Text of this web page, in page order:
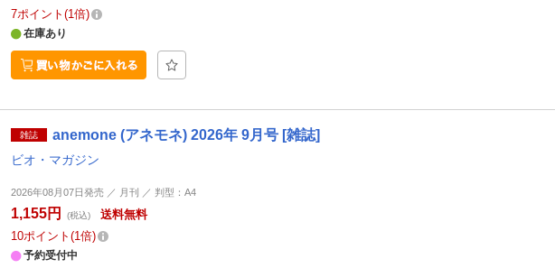
7ポイント 1倍
在庫あり
雑誌 anemone (アネモネ) 2026年 9月号 [雑誌]
ビオ・マガジン
2026年08月07日発売 ／ 月刊 ／ 判型：A4
1,155円 (税込)
送料無料
10ポイント 1倍
予約受付中